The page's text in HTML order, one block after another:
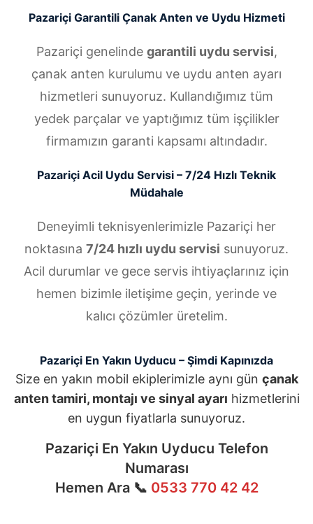
Pazariçi Garantili Çanak Anten ve Uydu Hizmeti
Pazariçi genelinde garantili uydu servisi,
çanak anten kurulumu ve uydu anten ayarı
hizmetleri sunuyoruz. Kullandığımız tüm
yedek parçalar ve yaptığımız tüm işçilikler
firmamızın garanti kapsamı altındadır.
Pazariçi Acil Uydu Servisi – 7/24 Hızlı Teknik
Müdahale
Deneyimli teknisyenlerimizle Pazariçi her
noktasına 7/24 hızlı uydu servisi sunuyoruz.
Acil durumlar ve gece servis ihtiyaçlarınız için
hemen bizimle iletişime geçin, yerinde ve
kalıcı çözümler üretelim.
Pazariçi En Yakın Uyducu – Şimdi Kapınızda
Size en yakın mobil ekiplerimizle aynı gün çanak
anten tamiri, montajı ve sinyal ayarı hizmetlerini
en uygun fiyatlarla sunuyoruz.
Pazariçi En Yakın Uyducu Telefon
Numarası
Hemen Ara 📞 0533 770 42 42